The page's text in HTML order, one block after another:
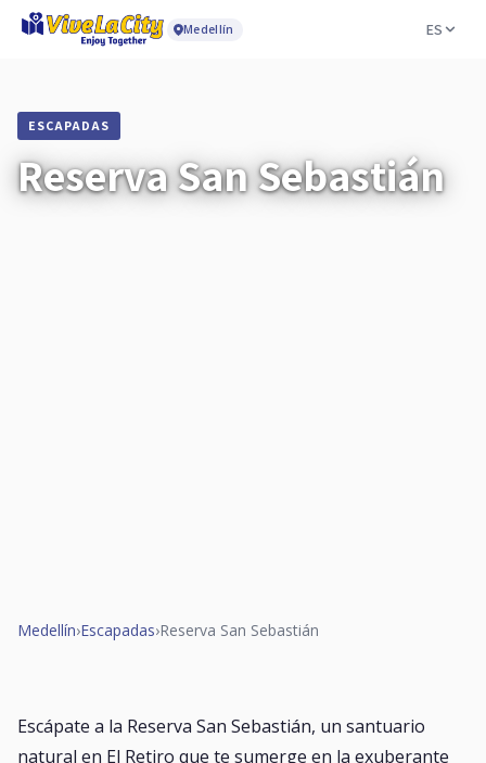
Medellín ES
ESCAPADAS
Reserva San Sebastián
Medellín›Escapadas›Reserva San Sebastián
Escápate a la Reserva San Sebastián, un santuario
natural en El Retiro que te sumerge en la exuberante